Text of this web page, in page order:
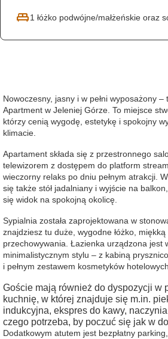
Nowoczesny, jasny i w pełni wyposażony –
Apartment w Jeleniej Górze. To miejsce
którzy cenią wygodę, estetykę i spokojny
klimacie.
Apartament składa się z przestronnego
telewizorem z dostępem do platform
wieczorny relaks po dniu pełnym atrakcji.
się także stół jadalniany i wyjście na
się widok na spokojną okolicę.
Sypialnia została zaprojektowana w
znajdziesz tu duże, wygodne łóżko,
przechowywania. Łazienka urządzona jest
minimalistycznym stylu – z kabiną
i pełnym zestawem kosmetyków hotelowych.
Goście mają również do dyspozycji w
kuchnię, w której znajduje się m.in.
indukcyjna, ekspres do kawy,
czego potrzeba, by poczuć się jak w
Dodatkowym atutem jest bezpłatny
king_bed1 łóżko podwójne/małżeńskie oraz